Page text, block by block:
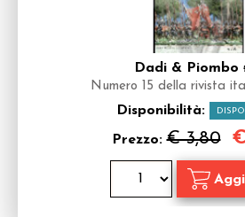
Dadi & Piombo
Numero 15 della rivista
Disponibilità:
Prezzo:€ 3,80 €